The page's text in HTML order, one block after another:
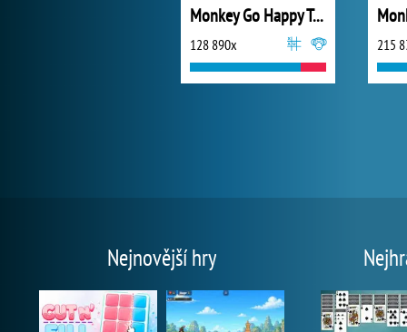
Monkey Go Happy Turkeys
128 890x 215
Nejnovější hry